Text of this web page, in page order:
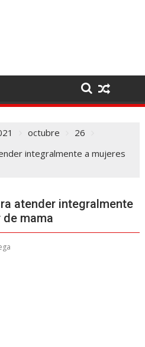
octubre
26
integralmente a mujeres
atender integralmente
mama